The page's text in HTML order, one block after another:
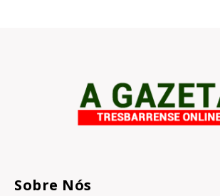
Sobre Nós